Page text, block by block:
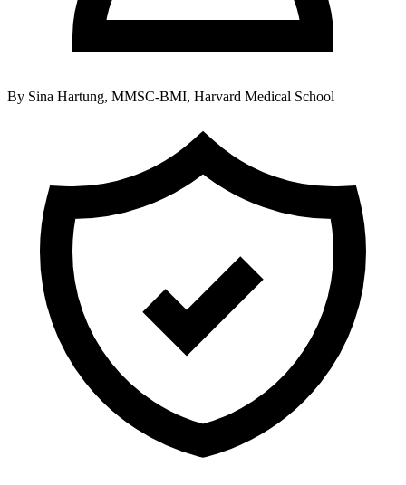
By Sina Hartung, MMSC-BMI, Harvard Medical School